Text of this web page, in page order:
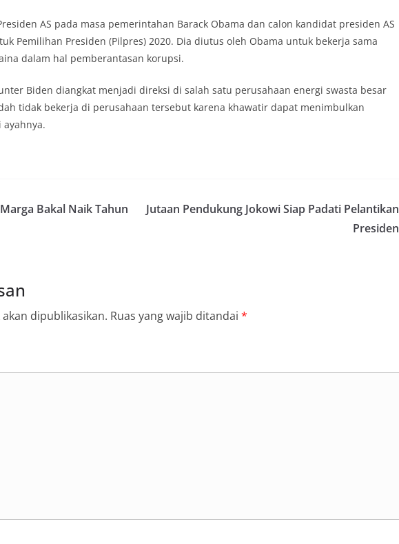
AS pada masa pemerintahan Barack Obama dan calon kandidat presiden AS
Pemilihan Presiden (Pilpres) 2020. Dia diutus oleh Obama untuk bekerja sama
dalam hal pemberantasan korupsi.
Biden diangkat menjadi direksi di salah satu perusahaan energi swasta besar
tidak bekerja di perusahaan tersebut karena khawatir dapat menimbulkan
Marga Bakal Naik Tahun
Jutaan Pendukung Jokowi Siap Padati Pelantikan
Presiden
dipublikasikan. Ruas yang wajib ditandai *